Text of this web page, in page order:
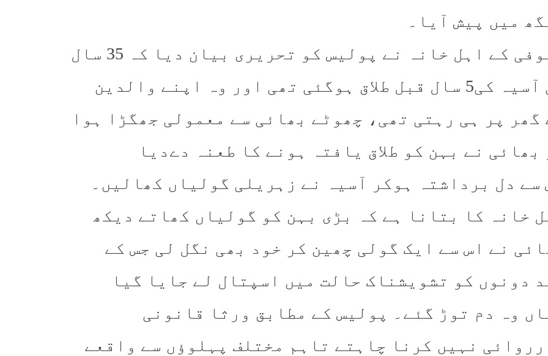
میں پیش آیا۔
متوفی کے اہل خانہ نے پولیس کو تحریری بیان دیا کہ 35 سال
کی آسیہ کی5 سال قبل طلاق ہوگئی تھی اور وہ اپنے والدین
گھر پر ہی رہتی تھی، چھوٹے بھائی سے معمولی جھگڑا ہوا
بھائی نے بہن کو طلاق یافتہ ہونے کا طعنہ دےدیا
سے دل برداشتہ ہوکر آسیہ نے زہریلی گولیاں کھالیں۔
خانہ کا بتانا ہے کہ بڑی بہن کو گولیاں کھاتے دیکھ
نے اس سے ایک گولی چھین کر خود بھی نگل لی جس کے
دونوں کو تشویشناک حالت میں اسپتال لے جایا گیا
وہ دم توڑ گئے۔ پولیس کے مطابق ورثا قانونی
نہیں کرنا چاہتے تاہم مختلف پہلوؤں سے واقعے